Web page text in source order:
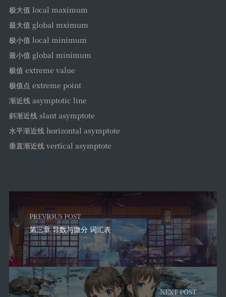
极大值 local maximum
最大值 global mximum
极小值 local minimum
最小值 global minimum
极值 extreme value
极值点 extreme point
渐近线 asymptotic line
斜渐近线 slant asymptote
水平渐近线 horizontal asymptote
垂直渐近线 vertical asymptote
PREVIOUS POST
第三章 导数与微分 词汇表
NEXT POST